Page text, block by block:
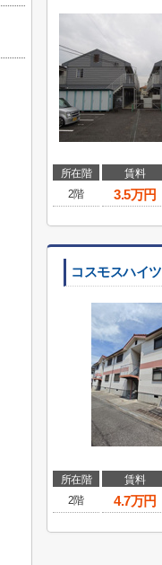
所在階 賃料
2階
3.5万円
コスモスハイツ
所在階 賃料
2階
4.7万円